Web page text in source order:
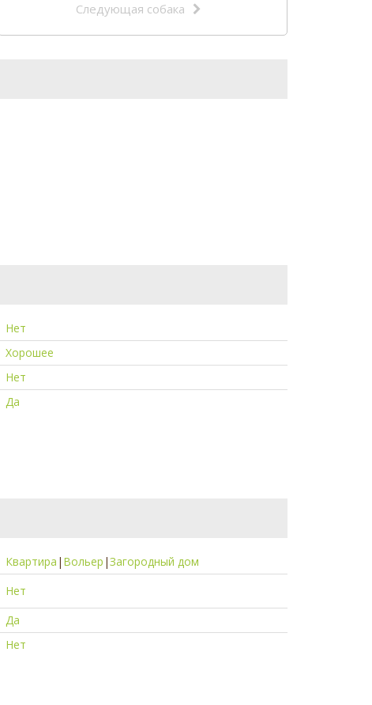
Следующая собака
Нет
Хорошее
Нет
Да
Квартира | Вольер |Загородный дом
Нет
Да
Нет